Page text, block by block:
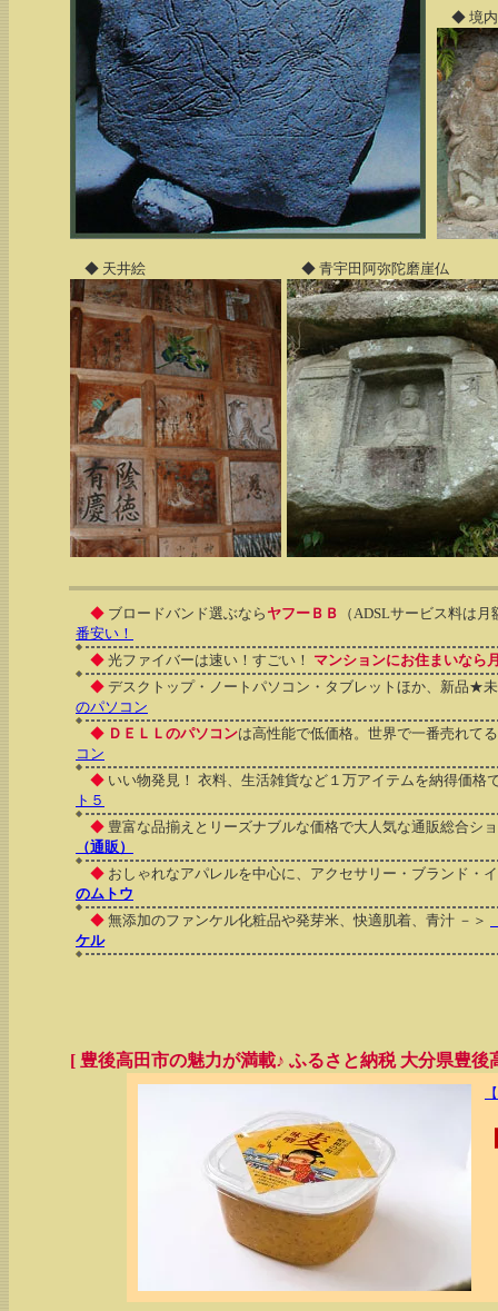
◆ 境内
◆ 天井絵 ◆ 青宇田阿弥陀磨崖仏
◆ ブロードバンド選ぶなら ヤフーＢＢ
（ADSLサービス料は
番安い！
◆ 光ファイバーは速い！すごい！ マンションにお住まいなら
◆ デスクトップ・ノートパソコン・タブレットほか、新品★
のパソコン
◆ ＤＥＬＬのパソコンは高性能で低価格。世界で一番売れて
コン
◆ いい物発見！ 衣料、生活雑貨など１万アイテムを納得価格
ト５
◆ 豊富な品揃えとリーズナブルな価格で大人気な通販総合シ
（通販）
◆ おしゃれなアパレルを中心に、アクセサリー・ブランド・
のムトウ
◆ 無添加のファンケル化粧品や発芽米、快適肌着、青汁 －＞
ケル
[ 豊後高田市の魅力が満載♪ ふるさと納税 大分県豊後